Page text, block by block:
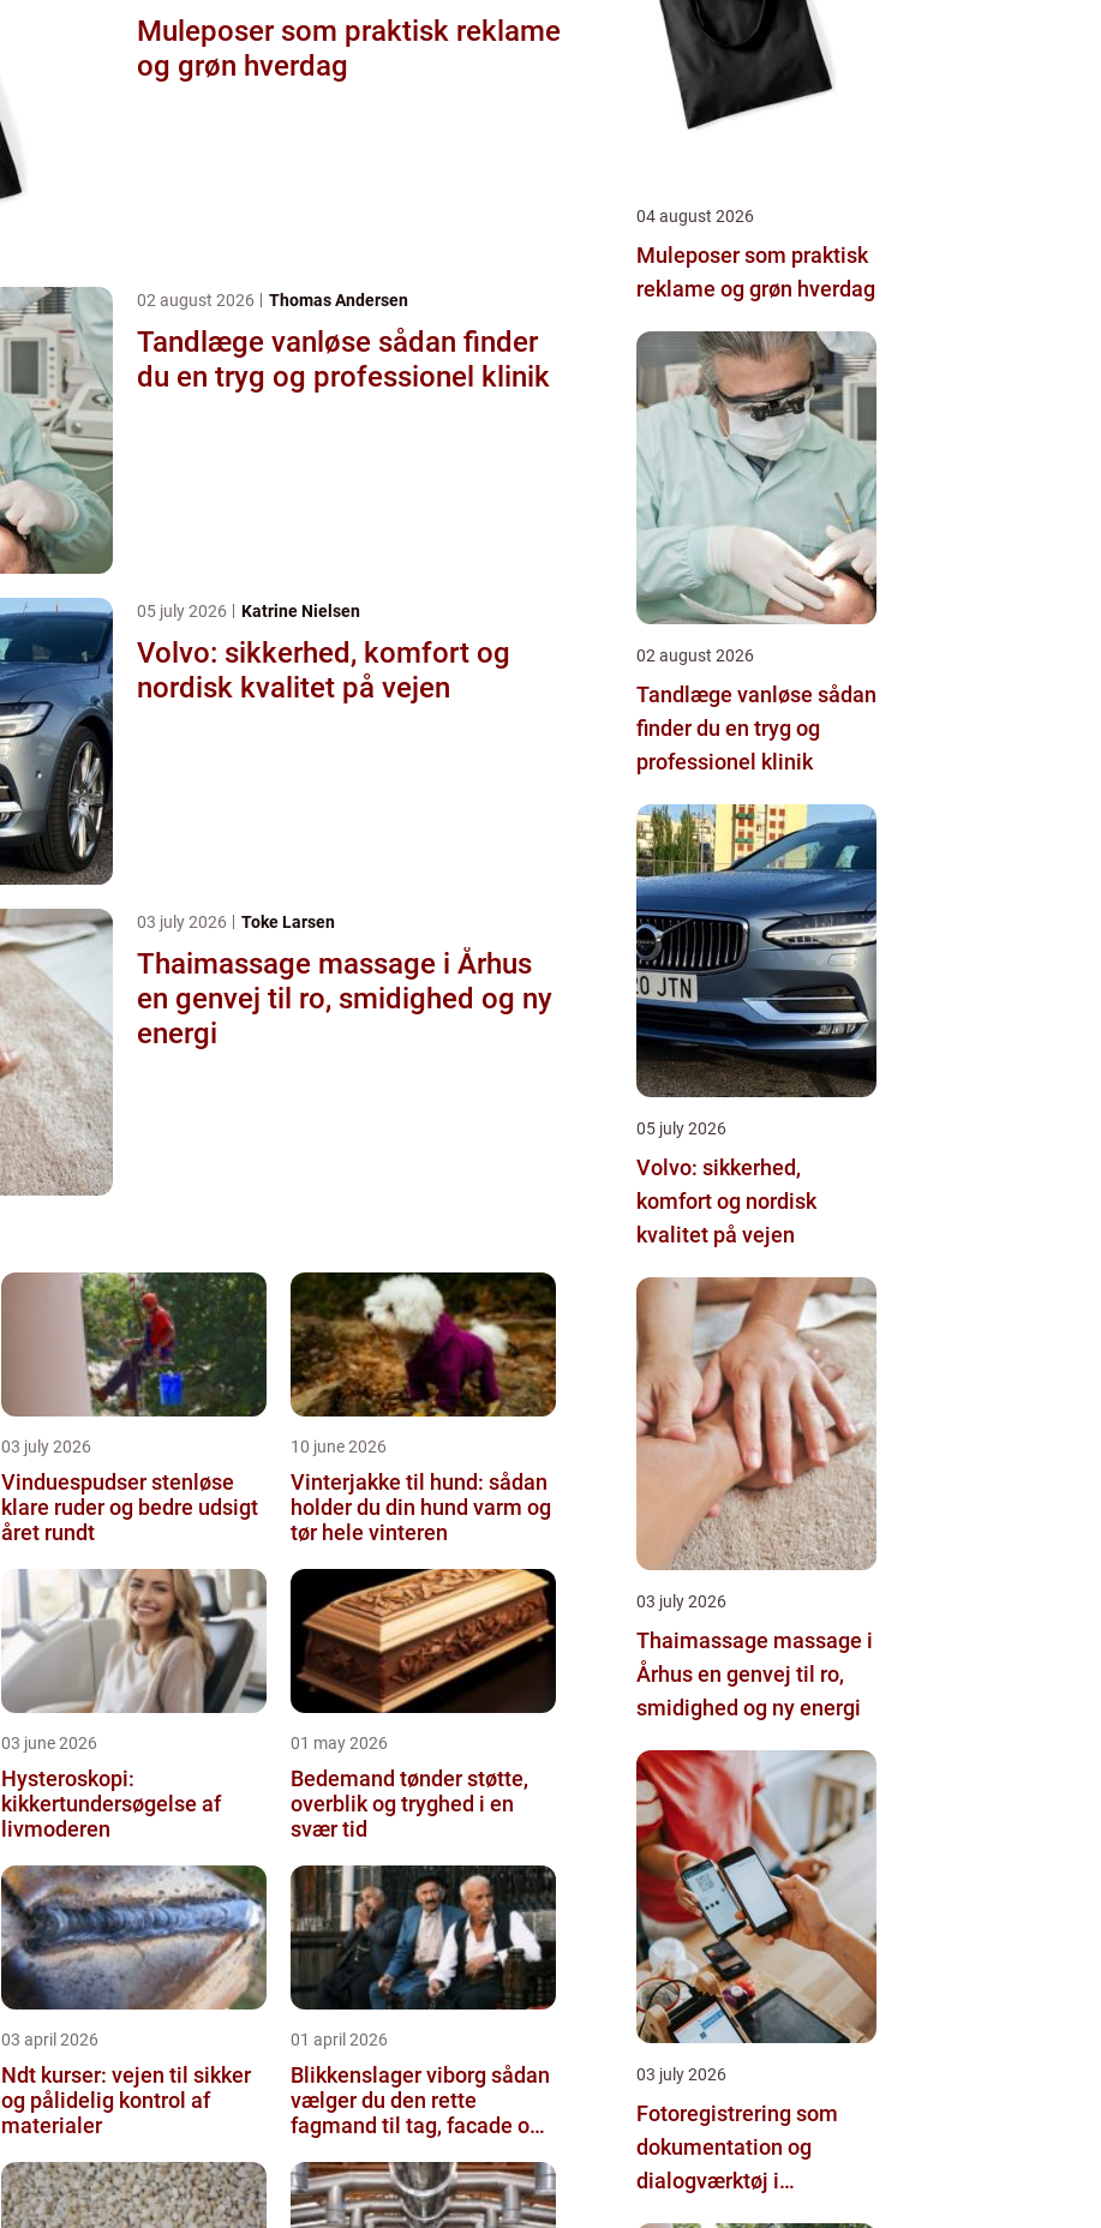
Muleposer som praktisk reklame
og grøn hverdag
02 august 2026 Thomas Andersen
Tandlæge vanløse sådan finder
du en tryg og professionel klinik
05 july 2026 Katrine Nielsen
Volvo: sikkerhed, komfort og
nordisk kvalitet på vejen
03 july 2026 Toke Larsen
Thaimassage massage i Århus
en genvej til ro, smidighed og ny
energi
03 july 2026
Vinduespudser stenløse
klare ruder og bedre udsigt
året rundt
10 june 2026
Vinterjakke til hund: sådan
holder du din hund varm og
tør hele vinteren
03 june 2026
Hysteroskopi:
kikkertundersøgelse af
livmoderen
01 may 2026
Bedemand tønder støtte,
overblik og tryghed i en
svær tid
03 april 2026
Ndt kurser: vejen til sikker
og pålidelig kontrol af
materialer
01 april 2026
Blikkenslager viborg sådan
vælger du den rette
fagmand til tag, facade og
04 august 2026
Muleposer som praktisk
reklame og grøn hverdag
02 august 2026
Tandlæge vanløse sådan
finder du en tryg og
professionel klinik
05 july 2026
Volvo: sikkerhed,
komfort og nordisk
kvalitet på vejen
03 july 2026
Thaimassage massage i
Århus en genvej til ro,
smidighed og ny energi
03 july 2026
Fotoregistrering som
dokumentation og
dialogværktøj i